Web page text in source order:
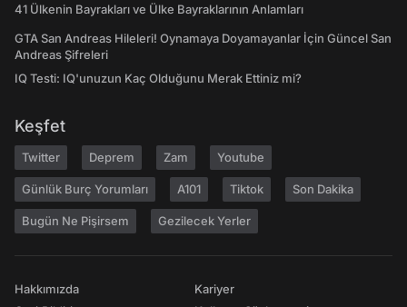
41 Ülkenin Bayrakları ve Ülke Bayraklarının Anlamları
GTA San Andreas Hileleri! Oynamaya Doyamayanlar İçin Güncel San
Andreas Şifreleri
IQ Testi: IQ'unuzun Kaç Olduğunu Merak Ettiniz mi?
Keşfet
Twitter Deprem Zam Youtube
Günlük Burç Yorumları A101 Tiktok Son Dakika
Bugün Ne Pişirsem Gezilecek Yerler
Hakkımızda
Kariyer